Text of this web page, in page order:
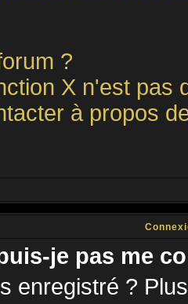
?
X n'est pas
à propos
je pas me
enregistré ?